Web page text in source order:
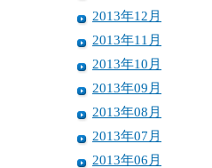
2013年12月
2013年11月
2013年10月
2013年09月
2013年08月
2013年07月
2013年06月